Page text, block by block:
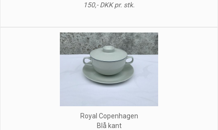
150,- DKK pr. stk.
Royal Copenhagen
Blå kant